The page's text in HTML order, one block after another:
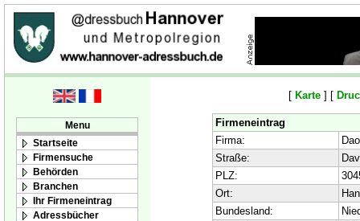
Menu
Startseite
Firmensuche
Behörden
Branchen
Ihr Firmeneintrag
Adressbücher
[ Karte ] [
Firmeneintrag
Firma:
Straße:
PLZ:
Ort:
Bundesland: